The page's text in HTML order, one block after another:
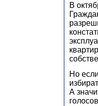
В
Но
А